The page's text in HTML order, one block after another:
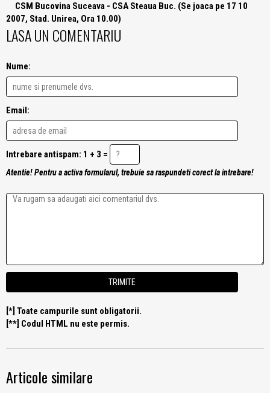
CSM Bucovina Suceava - CSA Steaua Buc. (Se joaca pe 17 10
2007, Stad. Unirea, Ora 10.00)
LASA UN COMENTARIU
Nume:
Email:
Intrebare antispam: 1 + 3 =
Atentie! Pentru a activa formularul, trebuie sa raspundeti corect la intrebare!
[*] Toate campurile sunt obligatorii.
[**] Codul HTML nu este permis.
Articole similare